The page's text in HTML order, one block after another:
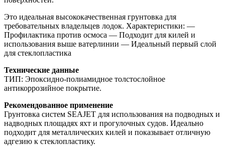
Это идеальная высококачественная грунтовка для
требовательных владельцев лодок. Характеристики: —
Профилактика против осмоса — Подходит для килей и
использования выше ватерлинии — Идеальный первый слой
для стеклопластика
Технические данные
ТИП: Эпоксидно-полиамидное толстослойное
антикоррозийное покрытие.
Рекомендованное применение
Грунтовка систем SEAJET для использования на подводных и
надводных площадях яхт и прогулочных судов. Идеально
подходит для металлических килей и показывает отличную
адгезию к стеклопластику.